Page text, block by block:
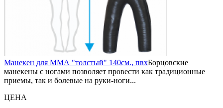
Манекен для ММА "толстый" 140см., пвхБорцовские
манекены с ногами позволяет провести как традиционные
приемы, так и болевые на руки-ноги...
ЦЕНА